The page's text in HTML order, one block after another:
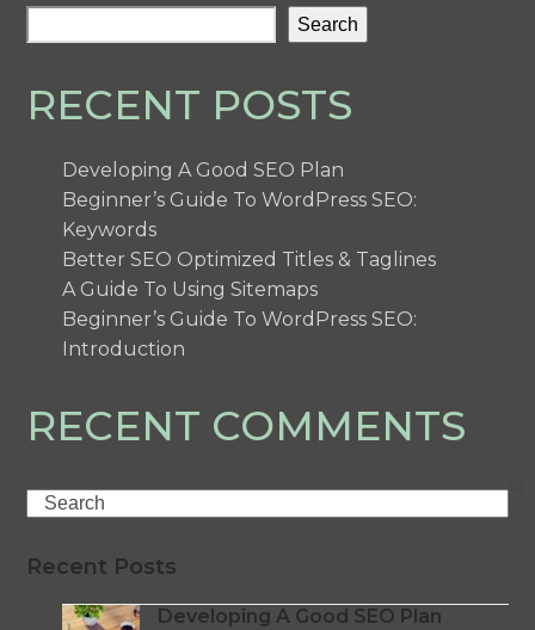
Search
RECENT POSTS
Developing A Good SEO Plan
Beginner’s Guide To WordPress SEO:
Keywords
Better SEO Optimized Titles & Taglines
A Guide To Using Sitemaps
Beginner’s Guide To WordPress SEO:
Introduction
RECENT COMMENTS
Search
Recent Posts
Developing A Good SEO Plan